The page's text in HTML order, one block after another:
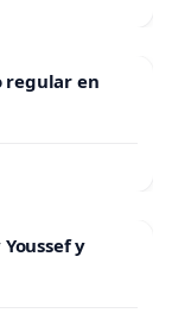
regular en
y